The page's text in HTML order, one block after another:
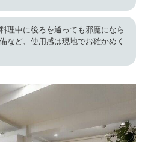
理中に後ろを通っても邪魔になら
など、使用感は現地でお確かめく